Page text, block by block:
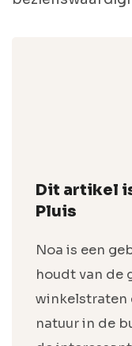
Dit artikel
Pluis
Noa is een
houdt van de
winkelstraten
natuur in de